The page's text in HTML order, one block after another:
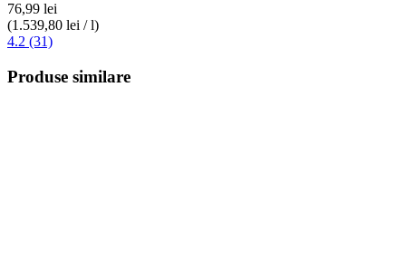
76,99 lei
(1.539,80 lei / l)
4.2 (31)
Produse similare